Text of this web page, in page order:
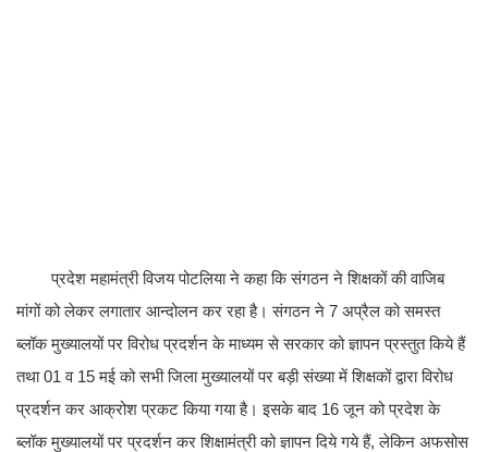
प्रदेश महामंत्री विजय पोटलिया ने कहा कि संगठन ने शिक्षकों की वाजिब
मांगों को लेकर लगातार आन्दोलन कर रहा है। संगठन ने 7 अप्रैल को समस्त
ब्लॉक मुख्यालयों पर विरोध प्रदर्शन के माध्यम से सरकार को ज्ञापन प्रस्तुत किये हैं
तथा 01 व 15 मई को सभी जिला मुख्यालयों पर बड़ी संख्या में शिक्षकों द्वारा विरोध
प्रदर्शन कर आक्रोश प्रकट किया गया है। इसके बाद 16 जून को प्रदेश के
ब्लॉक मुख्यालयों पर प्रदर्शन कर शिक्षामंत्री को ज्ञापन दिये गये हैं, लेकिन अफसोस